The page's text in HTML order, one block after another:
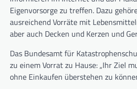
Eigenvorsorge zu treffen. Dazu
ausreichend Vorräte mit
aber auch Decken und Kerzen und
Das Bundesamt für
zu einem Vorrat zu Hause: „Ihr Ziel
ohne Einkaufen überstehen zu